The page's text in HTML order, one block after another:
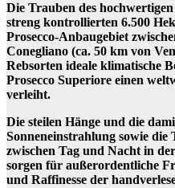
Die Trauben des
streng kontrollierten 6.500
Prosecco-Anbaugebiet
Conegliano (ca. 50 km von
Rebsorten ideale klimatische
Prosecco Superiore einen
verleiht.
Die steilen Hänge und die
Sonneneinstrahlung sowie die
zwischen Tag und Nacht in
sorgen für außerordentliche
und Raffinesse der